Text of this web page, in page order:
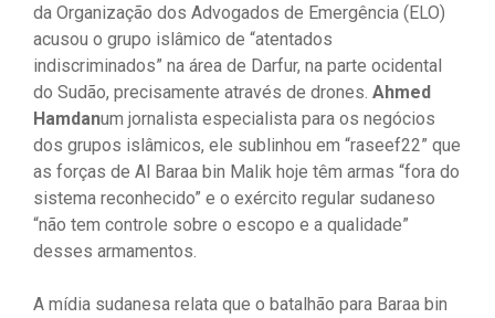
da Organização dos Advogados de Emergência (ELO)
acusou o grupo islâmico de “atentados
indiscriminados” na área de Darfur, na parte ocidental
do Sudão, precisamente através de drones. Ahmed
Hamdanum jornalista especialista para os negócios
dos grupos islâmicos, ele sublinhou em “raseef22” que
as forças de Al Baraa bin Malik hoje têm armas “fora do
sistema reconhecido” e o exército regular sudaneso
“não tem controle sobre o escopo e a qualidade”
desses armamentos.
A mídia sudanesa relata que o batalhão para Baraa bin